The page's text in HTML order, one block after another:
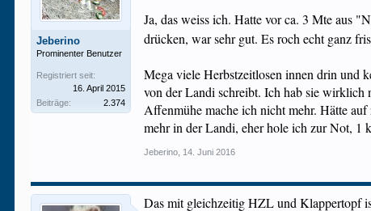
Jeberino
Prominenter Benutzer
Registriert seit:
16. April 2015
Beiträge:
2.374
Ja, das weiss ich. Hatte vor ca. 3 Mte aus
drücken, war sehr gut. Es roch echt ganz
Mega viele Herbstzeitlosen innen drin und
von der Landi schreibt. Ich hab sie wirklich
Affenmühe mache ich nicht mehr. Hätte
mehr in der Landi, eher hole ich zur Not,
Jeberino 14. Juni 2016
Das mit gleichzeitig HZL und Klappertopf